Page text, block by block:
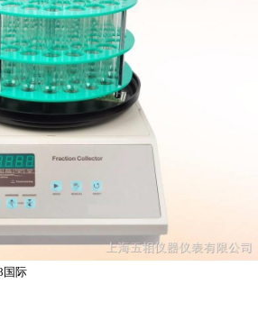
国际